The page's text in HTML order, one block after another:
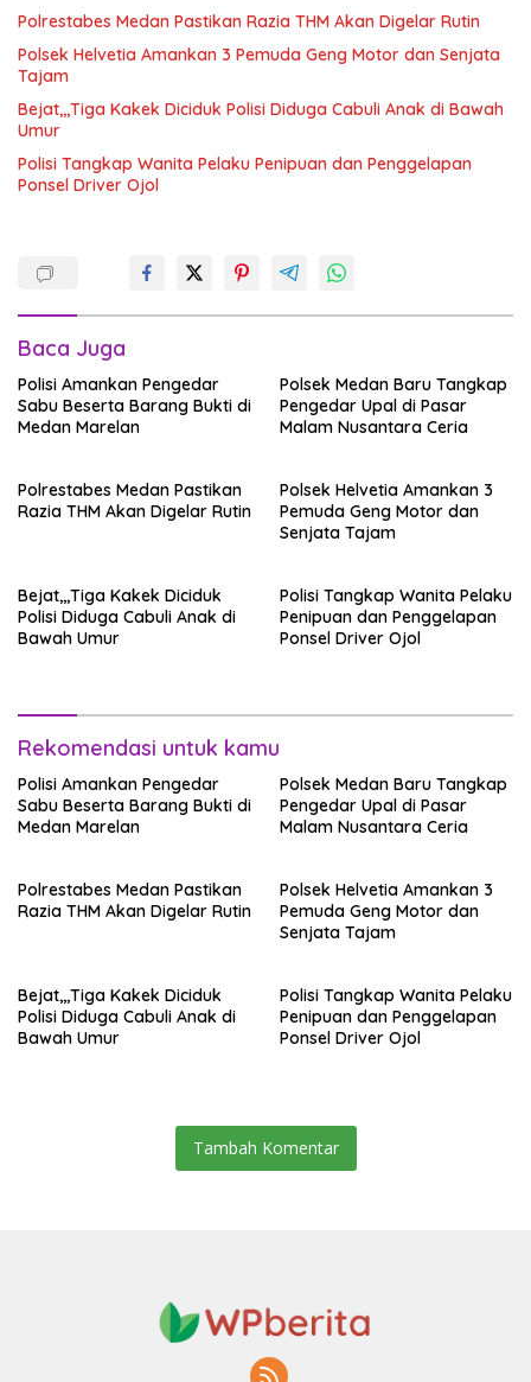
Polrestabes Medan Pastikan Razia THM Akan Digelar Rutin
Polsek Helvetia Amankan 3 Pemuda Geng Motor dan Senjata
Tajam
Bejat,,,Tiga Kakek Diciduk Polisi Diduga Cabuli Anak di Bawah
Umur
Polisi Tangkap Wanita Pelaku Penipuan dan Penggelapan
Ponsel Driver Ojol
Baca Juga
Polisi Amankan Pengedar
Sabu Beserta Barang Bukti di
Medan Marelan
Polsek Medan Baru Tangkap
Pengedar Upal di Pasar
Malam Nusantara Ceria
Polrestabes Medan Pastikan
Razia THM Akan Digelar Rutin
Polsek Helvetia Amankan 3
Pemuda Geng Motor dan
Senjata Tajam
Bejat,,,Tiga Kakek Diciduk
Polisi Diduga Cabuli Anak di
Bawah Umur
Polisi Tangkap Wanita Pelaku
Penipuan dan Penggelapan
Ponsel Driver Ojol
Rekomendasi untuk kamu
Polisi Amankan Pengedar
Sabu Beserta Barang Bukti di
Medan Marelan
Polsek Medan Baru Tangkap
Pengedar Upal di Pasar
Malam Nusantara Ceria
Polrestabes Medan Pastikan
Razia THM Akan Digelar Rutin
Polsek Helvetia Amankan 3
Pemuda Geng Motor dan
Senjata Tajam
Bejat,,,Tiga Kakek Diciduk
Polisi Diduga Cabuli Anak di
Bawah Umur
Polisi Tangkap Wanita Pelaku
Penipuan dan Penggelapan
Ponsel Driver Ojol
Tambah Komentar